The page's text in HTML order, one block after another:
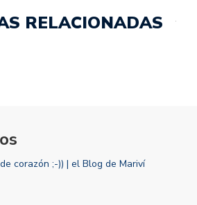
RELACIONADAS
corazón ;-)) | el Blog de Mariví